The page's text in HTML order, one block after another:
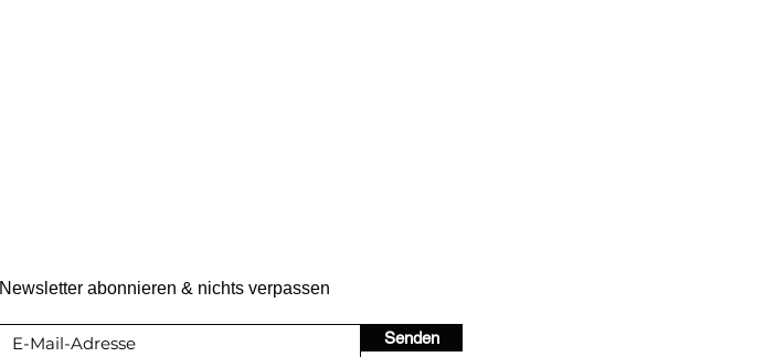
Newsletter abonnieren & nichts verpassen
Senden